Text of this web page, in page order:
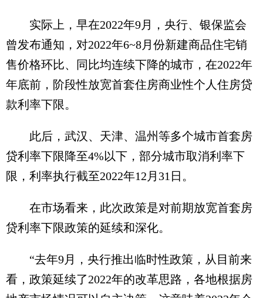
实际上，早在2022年9月，央行、银保监会
曾发布通知，对2022年6~8月份新建商品住宅销
售价格环比、同比均连续下降的城市，在2022年
年底前，阶段性放宽首套住房商业性个人住房贷
款利率下限。
此后，武汉、天津、温州等多个城市首套房
贷利率下限降至4%以下，部分城市取消利率下
限，利率执行截至2022年12月31日。
在市场看来，此次政策是对前期放宽首套房
贷利率下限政策的延续和深化。
“去年9月，央行推出临时性政策，从目前来
看，政策延续了2022年的改革思路，各地根据房